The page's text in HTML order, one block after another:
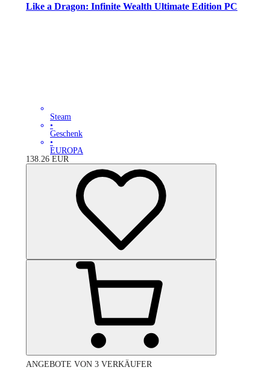
Like a Dragon: Infinite Wealth Ultimate Edition PC
Steam
•
Geschenk
•
EUROPA
138.26 EUR
ANGEBOTE VON 3 VERKÄUFER